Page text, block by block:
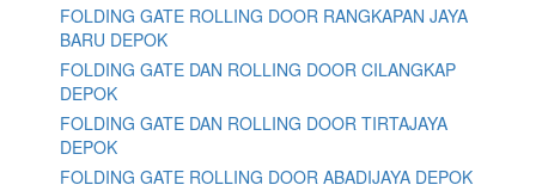
FOLDING GATE ROLLING DOOR RANGKAPAN JAYA
BARU DEPOK
FOLDING GATE DAN ROLLING DOOR CILANGKAP
DEPOK
FOLDING GATE DAN ROLLING DOOR TIRTAJAYA
DEPOK
FOLDING GATE ROLLING DOOR ABADIJAYA DEPOK